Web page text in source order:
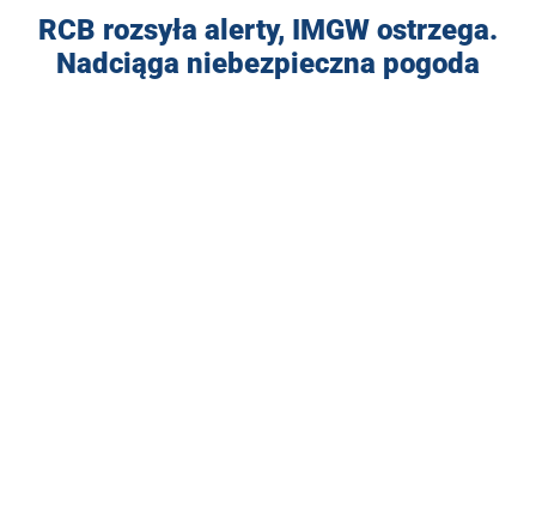
RCB rozsyła alerty, IMGW ostrzega.
Nadciąga niebezpieczna pogoda